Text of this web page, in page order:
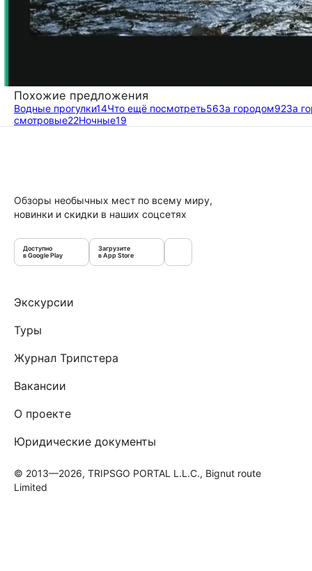
Похожие предложения
Водные прогулки14Что ещё посмотреть56За городом92За
смотровые22Ночные19
Обзоры необычных мест по всему миру,
новинки и скидки в наших соцсетях
Доступно
в Google Play
Загрузите
в App Store
Экскурсии
Туры
Журнал Трипстера
Вакансии
О проекте
Юридические документы
© 2013—2026, TRIPSGO PORTAL L.L.C., Bignut route
Limited